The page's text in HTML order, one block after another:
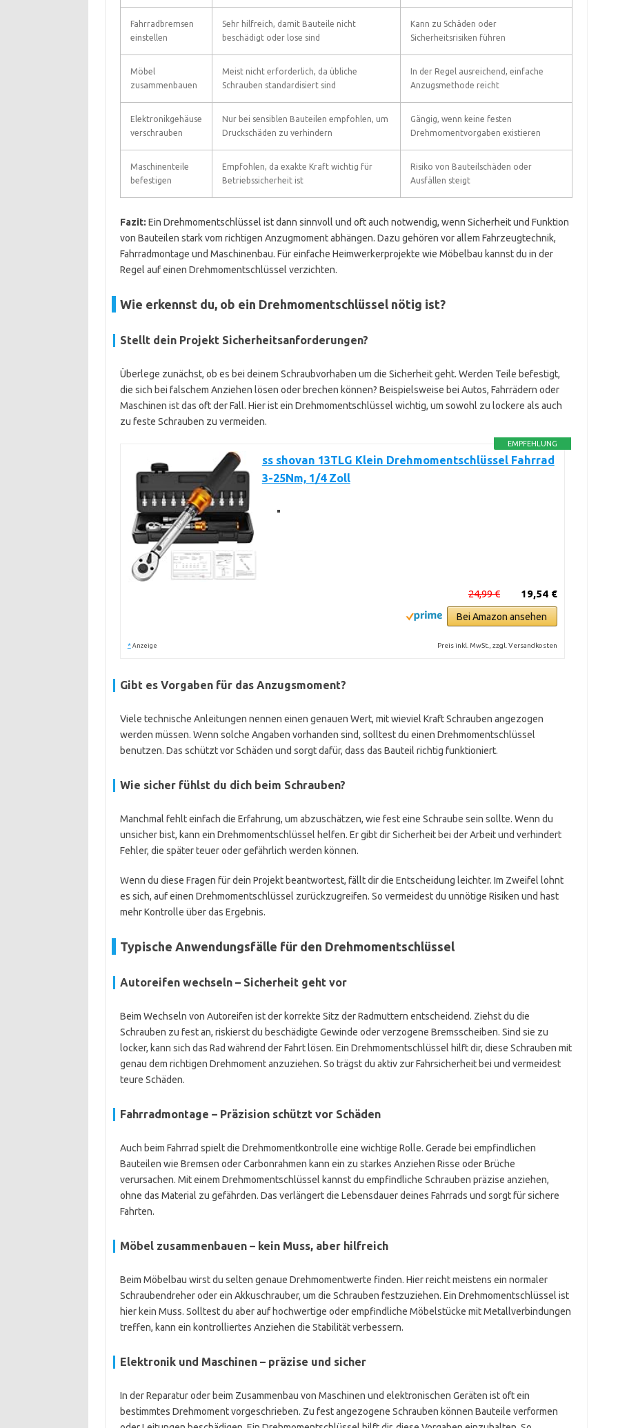
Fahrradbremsen
einstellen
Sehr hilfreich, damit Bauteile nicht
beschädigt oder lose sind
Kann zu Schäden oder
Sicherheitsrisiken führen
Möbel
zusammenbauen
Meist nicht erforderlich, da übliche
Schrauben standardisiert sind
In der Regel ausreichend, einfache
Anzugsmethode reicht
Elektronikgehäuse
verschrauben
Nur bei sensiblen Bauteilen empfohlen, um
Druckschäden zu verhindern
Gängig, wenn keine festen
Drehmomentvorgaben existieren
Maschinenteile
befestigen
Empfohlen, da exakte Kraft wichtig für
Betriebssicherheit ist
Risiko von Bauteilschäden oder
Ausfällen steigt
Fazit: Ein Drehmomentschlüssel ist dann sinnvoll und oft auch notwendig, wenn Sicherheit und Funktion
von Bauteilen stark vom richtigen Anzugmoment abhängen. Dazu gehören vor allem Fahrzeugtechnik,
Fahrradmontage und Maschinenbau. Für einfache Heimwerkerprojekte wie Möbelbau kannst du in der
Regel auf einen Drehmomentschlüssel verzichten.
Wie erkennst du, ob ein Drehmomentschlüssel nötig ist?
Stellt dein Projekt Sicherheitsanforderungen?
Überlege zunächst, ob es bei deinem Schraubvorhaben um die Sicherheit geht. Werden Teile befestigt,
die sich bei falschem Anziehen lösen oder brechen können? Beispielsweise bei Autos, Fahrrädern oder
Maschinen ist das oft der Fall. Hier ist ein Drehmomentschlüssel wichtig, um sowohl zu lockere als auch
zu feste Schrauben zu vermeiden.
EMPFEHLUNG
ss shovan 13TLG Klein Drehmomentschlüssel Fahrrad
3-25Nm, 1/4 Zoll
19,54 €
24,99 €
Bei Amazon ansehen
* Anzeige Preis inkl. MwSt., zzgl. Versandkosten
Gibt es Vorgaben für das Anzugsmoment?
Viele technische Anleitungen nennen einen genauen Wert, mit wieviel Kraft Schrauben angezogen
werden müssen. Wenn solche Angaben vorhanden sind, solltest du einen Drehmomentschlüssel
benutzen. Das schützt vor Schäden und sorgt dafür, dass das Bauteil richtig funktioniert.
Wie sicher fühlst du dich beim Schrauben?
Manchmal fehlt einfach die Erfahrung, um abzuschätzen, wie fest eine Schraube sein sollte. Wenn du
unsicher bist, kann ein Drehmomentschlüssel helfen. Er gibt dir Sicherheit bei der Arbeit und verhindert
Fehler, die später teuer oder gefährlich werden können.
Wenn du diese Fragen für dein Projekt beantwortest, fällt dir die Entscheidung leichter. Im Zweifel lohnt
es sich, auf einen Drehmomentschlüssel zurückzugreifen. So vermeidest du unnötige Risiken und hast
mehr Kontrolle über das Ergebnis.
Typische Anwendungsfälle für den Drehmomentschlüssel
Autoreifen wechseln – Sicherheit geht vor
Beim Wechseln von Autoreifen ist der korrekte Sitz der Radmuttern entscheidend. Ziehst du die
Schrauben zu fest an, riskierst du beschädigte Gewinde oder verzogene Bremsscheiben. Sind sie zu
locker, kann sich das Rad während der Fahrt lösen. Ein Drehmomentschlüssel hilft dir, diese Schrauben mit
genau dem richtigen Drehmoment anzuziehen. So trägst du aktiv zur Fahrsicherheit bei und vermeidest
teure Schäden.
Fahrradmontage – Präzision schützt vor Schäden
Auch beim Fahrrad spielt die Drehmomentkontrolle eine wichtige Rolle. Gerade bei empfindlichen
Bauteilen wie Bremsen oder Carbonrahmen kann ein zu starkes Anziehen Risse oder Brüche
verursachen. Mit einem Drehmomentschlüssel kannst du empfindliche Schrauben präzise anziehen,
ohne das Material zu gefährden. Das verlängert die Lebensdauer deines Fahrrads und sorgt für sichere
Fahrten.
Möbel zusammenbauen – kein Muss, aber hilfreich
Beim Möbelbau wirst du selten genaue Drehmomentwerte finden. Hier reicht meistens ein normaler
Schraubendreher oder ein Akkuschrauber, um die Schrauben festzuziehen. Ein Drehmomentschlüssel ist
hier kein Muss. Solltest du aber auf hochwertige oder empfindliche Möbelstücke mit Metallverbindungen
treffen, kann ein kontrolliertes Anziehen die Stabilität verbessern.
Elektronik und Maschinen – präzise und sicher
In der Reparatur oder beim Zusammenbau von Maschinen und elektronischen Geräten ist oft ein
bestimmtes Drehmoment vorgeschrieben. Zu fest angezogene Schrauben können Bauteile verformen